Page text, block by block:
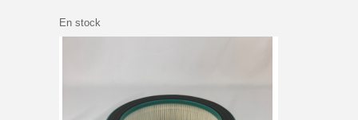
En stock